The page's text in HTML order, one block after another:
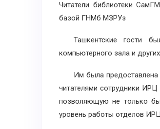
Читатели библиотеки
базой ГНМб МЗРУз
Ташкентские гости
компьютерного зала и
Им была предоставлена
читателями сотрудники ИРЦ
позволяющую не только
уровень работы отделов